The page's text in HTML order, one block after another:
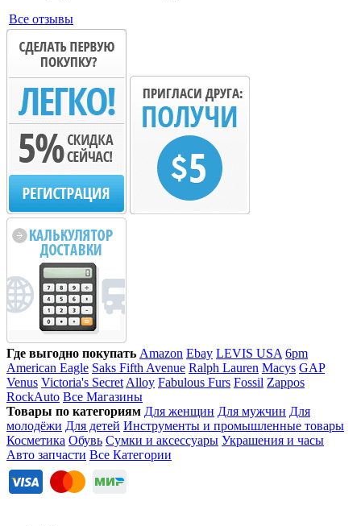
Все отзывы
Где выгодно покупать Amazon Ebay LEVIS USA 6pm
American Eagle Saks Fifth Avenue Ralph Lauren Macys GAP
Venus Victoria's Secret Alloy Fabulous Furs Fossil Zappos
RockAuto Все Магазины
Товары по категориям Для женщин Для мужчин Для
молодёжи Для детей Инструменты и промышленные товары
Косметика Обувь Сумки и аксессуары Украшения и часы
Авто запчасти Все Категории